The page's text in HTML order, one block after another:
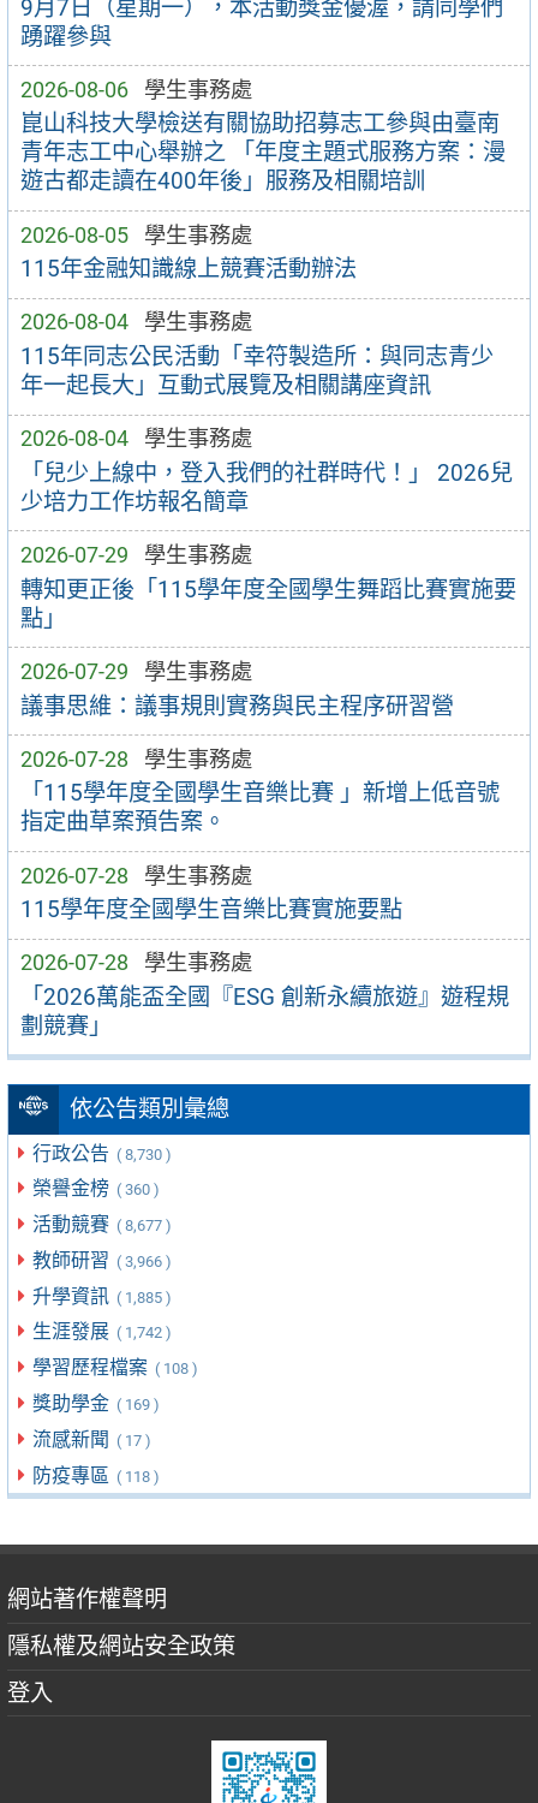
9月7日（星期一），本活動獎金優渥，請同學們
踴躍參與
2026-08-06 學生事務處
崑山科技大學檢送有關協助招募志工參與由臺南
青年志工中心舉辦之 「年度主題式服務方案：漫
遊古都走讀在400年後」服務及相關培訓
2026-08-05 學生事務處
115年金融知識線上競賽活動辦法
2026-08-04 學生事務處
115年同志公民活動「幸符製造所：與同志青少
年一起長大」互動式展覽及相關講座資訊
2026-08-04 學生事務處
「兒少上線中，登入我們的社群時代！」 2026兒
少培力工作坊報名簡章
2026-07-29 學生事務處
轉知更正後「115學年度全國學生舞蹈比賽實施要
點」
2026-07-29 學生事務處
議事思維：議事規則實務與民主程序研習營
2026-07-28 學生事務處
「115學年度全國學生音樂比賽 」新增上低音號
指定曲草案預告案。
2026-07-28 學生事務處
115學年度全國學生音樂比賽實施要點
2026-07-28 學生事務處
「2026萬能盃全國『ESG 創新永續旅遊』遊程規
劃競賽」
依公告類別彙總
行政公告 ( 8,730 )
榮譽金榜 ( 360 )
活動競賽 ( 8,677 )
教師研習 ( 3,966 )
升學資訊 ( 1,885 )
生涯發展 ( 1,742 )
學習歷程檔案 ( 108 )
獎助學金 ( 169 )
流感新聞 ( 17 )
防疫專區 ( 118 )
網站著作權聲明
隱私權及網站安全政策
登入